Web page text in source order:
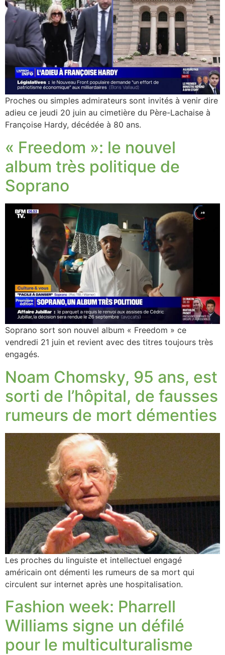
Proches ou simples admirateurs sont invités à venir dire
adieu ce jeudi 20 juin au cimetière du Père-Lachaise à
Françoise Hardy, décédée à 80 ans.
« Freedom »: le nouvel
album très politique de
Soprano
Soprano sort son nouvel album « Freedom » ce
vendredi 21 juin et revient avec des titres toujours très
engagés.
Noam Chomsky, 95 ans, est
sorti de l’hôpital, de fausses
rumeurs de mort démenties
Les proches du linguiste et intellectuel engagé
américain ont démenti les rumeurs de sa mort qui
circulent sur internet après une hospitalisation.
Fashion week: Pharrell
Williams signe un défilé
pour le multiculturalisme